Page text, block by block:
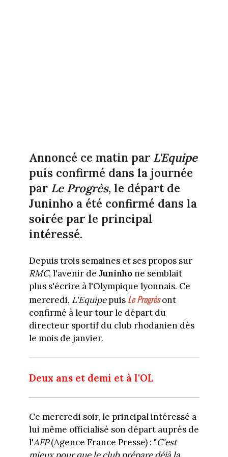
Annoncé ce matin par L'Equipe
puis confirmé dans la journée
par Le Progrès, le départ de
Juninho a été confirmé dans la
soirée par le principal
intéressé.
Depuis trois semaines et ses propos sur
RMC, l'avenir de Juninhone semblait
plus s'écrire à l'Olympique lyonnais. Ce
mercredi, L'Equipepuis Le Progrèsont
confirmé à leur tour le départ du
directeur sportif du club rhodanien dès
le mois de janvier.
Deux ans et demi et à l'OL
Ce mercredi soir, le principal intéressé a
lui même officialisé son départ auprès de
l'AFP(Agence France Presse) : "C'est